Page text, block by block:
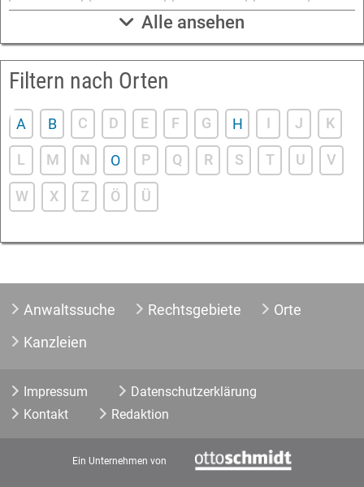
Hamburg Hannover Karlsruhe Kassel
Köln Leipzig Mannheim München
Nürnberg Saarbrücken
Würzburg
Alle ansehen
Filtern nach Orten
A B C D E F G H I J K
L M N O P Q R S T U V
W X Z Ö Ü
Anwaltssuche Rechtsgebiete
Orte
Kanzleien
Impressum
Datenschutzerklärung
Kontakt
Redaktion
Ein Unternehmen von